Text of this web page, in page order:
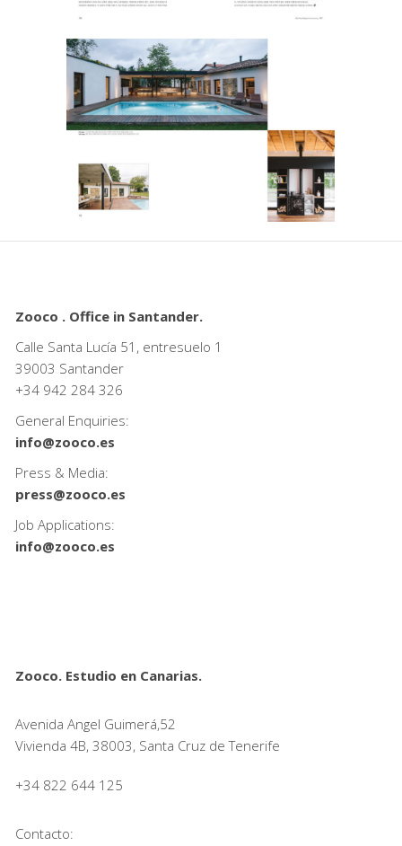
Zooco . Office in Santander.
Calle Santa Lucía 51, entresuelo 1
39003 Santander
+34 942 284 326
General Enquiries:
info@zooco.es
Press & Media:
press@zooco.es
Job Applications:
info@zooco.es
Zooco. Estudio en Canarias.
Avenida Angel Guimerá,52
Vivienda 4B, 38003, Santa Cruz de Tenerife
+34 822 644 125
Contacto: